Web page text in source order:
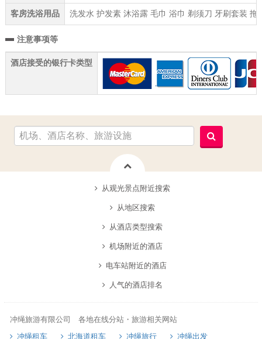
客房洗浴用品 洗发水 护发素 沐浴露 毛巾 浴巾 剃须刀 牙刷套装 拖
注意事项等
酒店接受的银行卡类型
从观光景点附近搜索
从地区搜索
从酒店类型搜索
机场附近的酒店
电车站附近的酒店
人气的酒店排名
冲绳旅游有限公司 各地在线分站・旅游相关网站
冲绳租车
北海道租车 冲绳旅行 冲绳出发